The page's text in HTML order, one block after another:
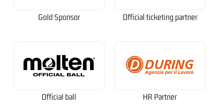
Gold Sponsor Official ticketing partner
Official ball HR Partner